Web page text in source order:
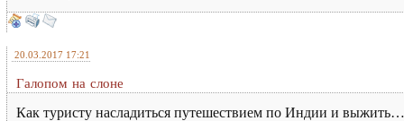
20.03.2017 17:21
Галопом на слоне
Как туристу насладиться путешествием по Индии и выжить…